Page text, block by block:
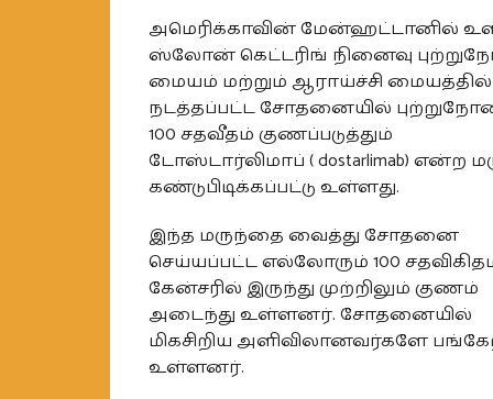
அமெரிக்காவின் மேன்ஹட்டானில்
ஸ்லோன் கெட்டரிங் நினைவு
மையம் மற்றும் ஆராய்ச்சி மையத்தில்
நடத்தப்பட்ட சோதனையில்
100 சதவீதம் குணப்படுத்தும்
டோஸ்டார்லிமாப் ( dostarlimab) என்ற
கண்டுபிடிக்கப்பட்டு உள்ளது.
இந்த மருந்தை வைத்து சோதனை
செய்யப்பட்ட எல்லோரும் 100
கேன்சரில் இருந்து முற்றிலும் குணம்
அடைந்து உள்ளனர். சோதனையில்
மிகசிறிய அளிவிலானவர்களே
உள்ளனர்.